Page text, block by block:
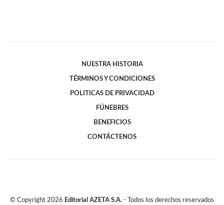
NUESTRA HISTORIA
TÉRMINOS Y CONDICIONES
POLITICAS DE PRIVACIDAD
FÚNEBRES
BENEFICIOS
CONTÁCTENOS
© Copyright 2026 Editorial AZETA S.A. - Todos los derechos reservados